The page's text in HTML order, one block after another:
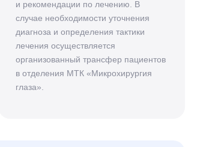
и рекомендации по лечению. В
случае необходимости уточнения
диагноза и определения тактики
лечения осуществляется
организованный трансфер пациентов
в отделения МТК «Микрохирургия
глаза».